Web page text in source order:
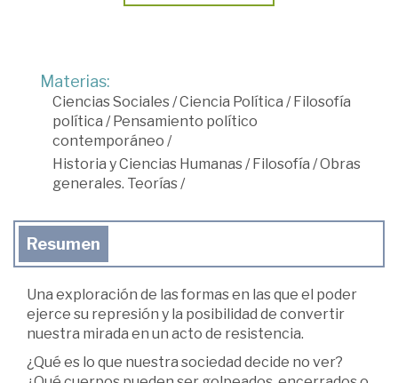
Materias:
Ciencias Sociales/Ciencia Política / Filosofía
política / Pensamiento político
contemporáneo /
Historia y Ciencias Humanas/ Filosofía /Obras
generales. Teorías/
Resumen
Una exploración de las formas en las que el poder
ejerce su represión y la posibilidad de convertir
nuestra mirada en un acto de resistencia.
¿Qué es lo que nuestra sociedad decide no ver?